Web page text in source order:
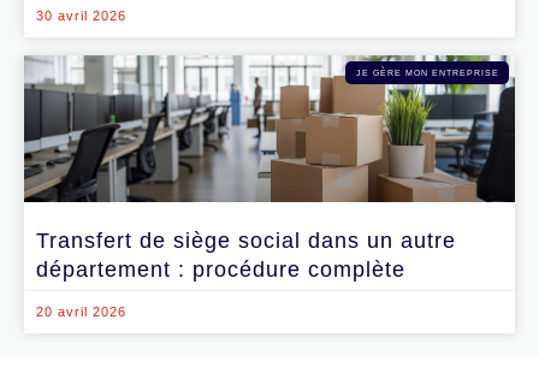
30 avril 2026
JE GÈRE MON ENTREPRISE
Transfert de siège social dans un autre
département : procédure complète
20 avril 2026